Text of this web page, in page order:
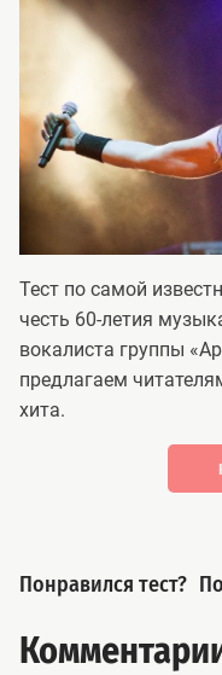
Тест по самой
честь 60-летия
вокалиста группы
предлагаем
хита.
Понравился тест?